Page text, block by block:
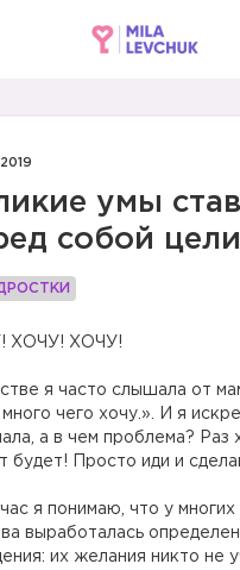
умы
собой цели
ХОЧУ! ХОЧУ!
я часто слышала от
чего хочу.». И я
а в чем проблема? Раз
будет! Просто иди и
я понимаю, что у многих
выработалась
их желания никто не